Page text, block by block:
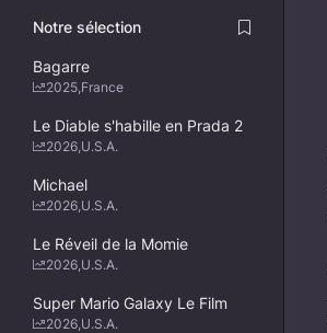
Notre sélection
Bagarre
2025,France
Le Diable s'habille en Prada 2
2026,U.S.A.
Michael
2026,U.S.A.
Le Réveil de la Momie
2026,U.S.A.
Super Mario Galaxy Le Film
2026,U.S.A.